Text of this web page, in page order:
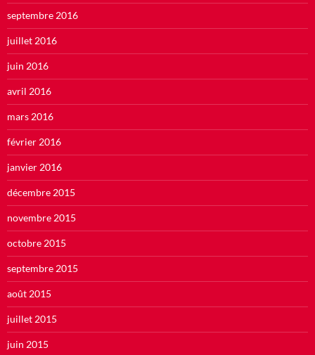
septembre 2016
juillet 2016
juin 2016
avril 2016
mars 2016
février 2016
janvier 2016
décembre 2015
novembre 2015
octobre 2015
septembre 2015
août 2015
juillet 2015
juin 2015